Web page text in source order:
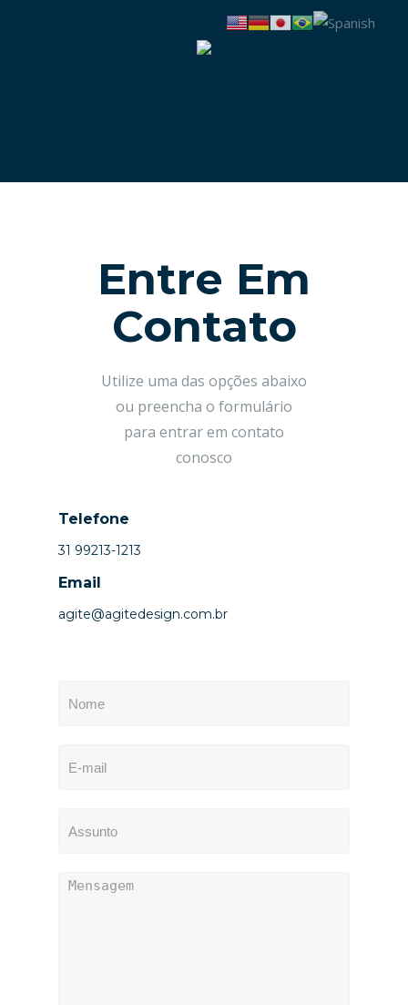
Entre Em
Contato
Utilize uma das opções abaixo
ou preencha o formulário
para entrar em contato
conosco
Telefone
31 99213-1213
Email
agite@agitedesign.com.br